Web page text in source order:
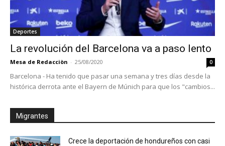
Deportes
La revolución del Barcelona va a paso lento
Mesa de Redacciòn - 25/08/2020 0
Barcelona - Ha tenido que pasar una semana y tres días desde la
histórica derrota ante el Bayern de Múnich para que los "cambios...
Migrantes
Crece la deportación de hondureños con casi